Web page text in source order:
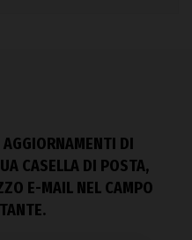
AGGIORNAMENTI DI
CASELLA DI POSTA,
E-MAIL NEL CAMPO